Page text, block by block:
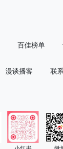
百佳榜单
漫谈播客 联